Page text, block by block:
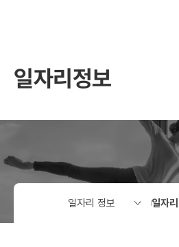
일자리정보